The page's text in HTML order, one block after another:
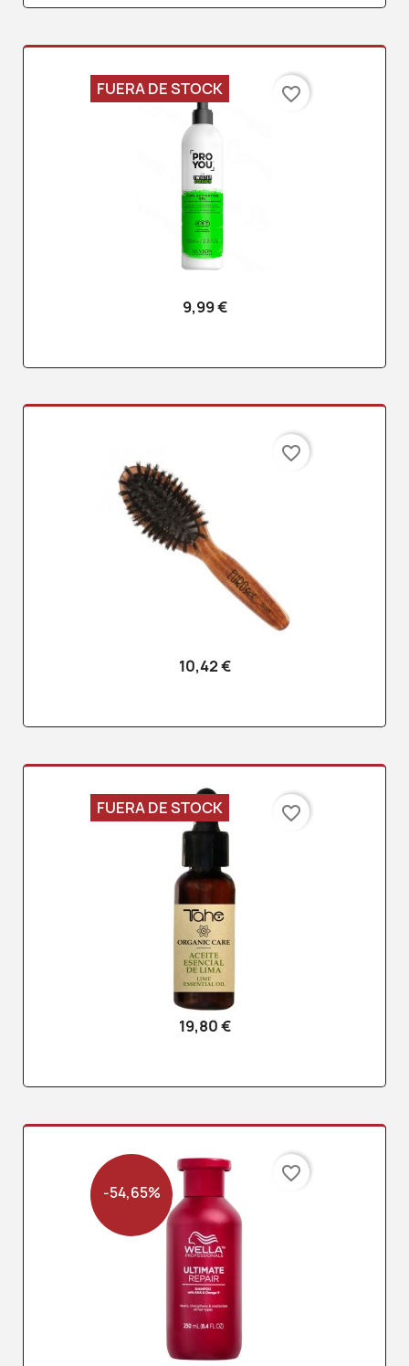
9,99 €
FUERA DE STOCK favorite_border
10,42 €
favorite_border
19,80 €
FUERA DE STOCK favorite_border
-54,65%
favorite_border